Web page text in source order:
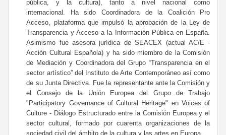
pública, y la cultura), tanto a nivel nacional como
internacional. Ha sido Coordinadora de la Coalición Pro
Acceso, plataforma que impulsó la aprobación de la Ley de
Transparencia y Acceso a la Información Pública en España.
Asimismo fue asesora jurídica de SEACEX (actual AC/E -
Acción Cultural Española) y ha sido miembro de la Comisión
de Mediación y Coordinadora del Grupo “Transparencia en el
sector artístico” del Instituto de Arte Contemporáneo así como
de su Junta Directiva. Fue la representante ante la Comisión y
el Consejo de la Unión Europea del Grupo de Trabajo
"Participatory Governance of Cultural Heritage" en Voices of
Culture - Diálogo Estructurado entre la Comisión Europea y el
sector cultural, formado por cuarenta organizaciones de la
sociedad civil del ámbito de la cultura y las artes en Europa.